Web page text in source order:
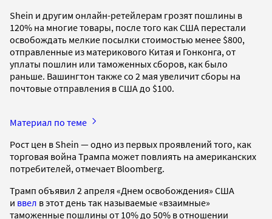
Shein и другим онлайн-ретейлерам грозят пошлины в
120% на многие товары, после того как США перестали
освобождать мелкие посылки стоимостью менее $800,
отправленные из материкового Китая и Гонконга, от
уплаты пошлин или таможенных сборов, как было
раньше. Вашингтон также со 2 мая увеличит сборы на
почтовые отправления в США до $100.
Материал по теме
Рост цен в Shein — одно из первых проявлений того, как
торговая война Трампа может повлиять на американских
потребителей, отмечает Bloomberg.
Трамп объявил 2 апреля «Днем освобождения» США
и ввел в этот день так называемые «взаимные»
таможенные пошлины от 10% до 50% в отношении